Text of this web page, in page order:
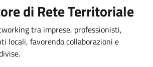
di Rete Territoriale
tra imprese, professionisti,
locali, favorendo collaborazioni e